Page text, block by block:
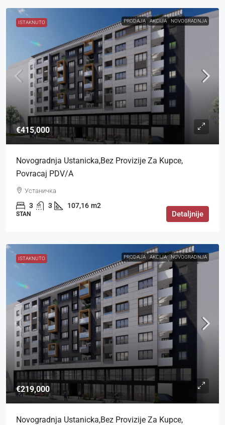
ISTAKNUTO PRODAJA AKCIJA NOVOGRADNJA
€415,000
Novogradnja Ustanicka,bez Provizije Za Kupce,
Povracaj PDV/a
Устаничка
3 3 107,16 m2
STAN Detaljnije
ISTAKNUTO PRODAJA AKCIJA NOVOGRADNJA
€219,000
Novogradnja Ustanicka,bez Provizije Za Kupce,